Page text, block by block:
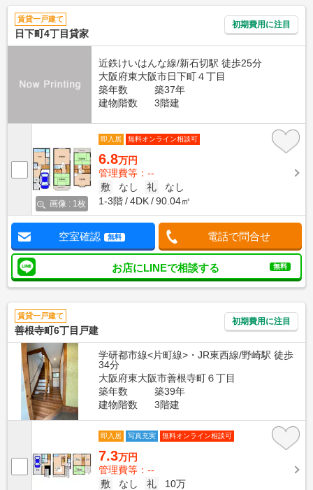
賃貸一戸建て
日下町4丁目貸家
初期費用に注目
近鉄けいはんな線/新石切駅 徒歩25分
大阪府東大阪市日下町４丁目
築年数
築37年
建物階数
3階建
画像 : 1枚
即入居 無料オンライン相談可
6.8万円
管理費等：--
敷
なし 礼
なし
1-3階
4DK 90.04㎡
空室確認 無料 電話で問合せ
お店にLINEで相談する 無料
賃貸一戸建て
善根寺町6丁目戸建
初期費用に注目
学研都市線<片町線>・JR東西線/野崎駅 徒歩
34分
大阪府東大阪市善根寺町６丁目
築年数
築39年
建物階数
3階建
即入居 写真充実 無料オンライン相談可
7.3万円
管理費等：--
敷
なし 礼
10万